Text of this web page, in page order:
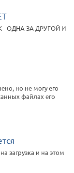
- ОДНА ЗА ДРУГОЙ И
но не могу его
файлах его
загрузка и на этом